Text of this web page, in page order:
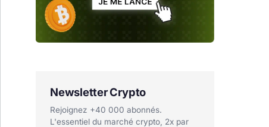
Newsletter Crypto
Rejoignez +40 000 abonnés.
L'essentiel du marché crypto, 2x par